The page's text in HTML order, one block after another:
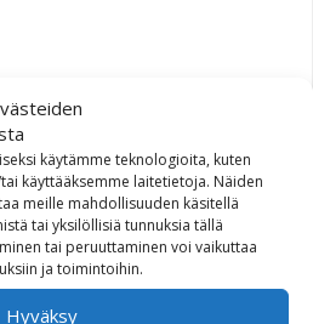
käytämme teknologioita, kuten
käyttääksemme laitetietoja. Näiden
meille mahdollisuuden käsitellä
tai yksilöllisiä tunnuksia tällä
tai peruuttaminen voi vaikuttaa
ja toimintoihin.
Hyväksy